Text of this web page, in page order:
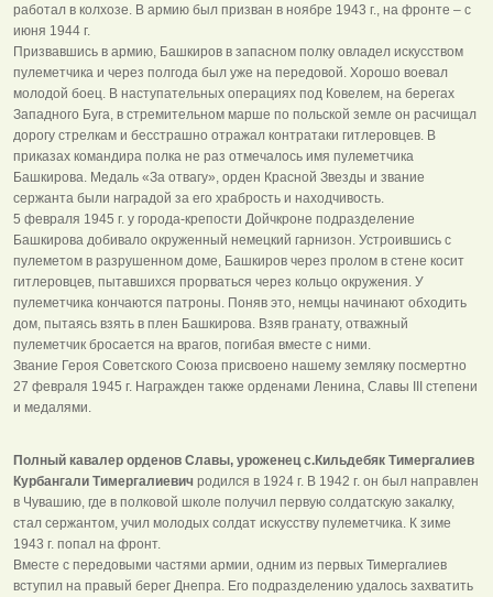
работал в колхозе. В армию был призван в ноябре 1943 г., на фронте – с
июня 1944 г.
Призвавшись в армию, Башкиров в запасном полку овладел искусством
пулеметчика и через полгода был уже на передовой. Хорошо воевал
молодой боец. В наступательных операциях под Ковелем, на берегах
Западного Буга, в стремительном марше по польской земле он расчищал
дорогу стрелкам и бесстрашно отражал контратаки гитлеровцев. В
приказах командира полка не раз отмечалось имя пулеметчика
Башкирова. Медаль «За отвагу», орден Красной Звезды и звание
сержанта были наградой за его храбрость и находчивость.
5 февраля 1945 г. у города-крепости Дойчкроне подразделение
Башкирова добивало окруженный немецкий гарнизон. Устроившись с
пулеметом в разрушенном доме, Башкиров через пролом в стене косит
гитлеровцев, пытавшихся прорваться через кольцо окружения. У
пулеметчика кончаются патроны. Поняв это, немцы начинают обходить
дом, пытаясь взять в плен Башкирова. Взяв гранату, отважный
пулеметчик бросается на врагов, погибая вместе с ними.
Звание Героя Советского Союза присвоено нашему земляку посмертно
27 февраля 1945 г. Награжден также орденами Ленина, Славы III степени
и медалями.
Полный кавалер орденов Славы, уроженец с.Кильдебяк Тимергалиев
Курбангали Тимергалиевич родился в 1924 г. В 1942 г. он был направлен
в Чувашию, где в полковой школе получил первую солдатскую закалку,
стал сержантом, учил молодых солдат искусству пулеметчика. К зиме
1943 г. попал на фронт.
Вместе с передовыми частями армии, одним из первых Тимергалиев
вступил на правый берег Днепра. Его подразделению удалось захватить